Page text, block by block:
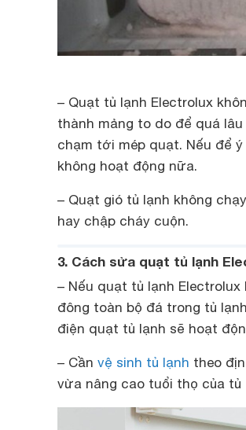
– Quạt tủ lạnh Electrolux
thành mảng to do để quá
chạm tới mép quạt. Nếu để
không hoạt động nữa.
– Quạt gió tủ lạnh không
hay chập cháy cuộn.
3. Cách sửa quạt tủ lạnh
– Nếu quạt tủ lạnh
đông toàn bộ đá trong tủ
điện quạt tủ lạnh sẽ hoạt
– Cần vệ sinh tủ lạnh theo
vừa nâng cao tuổi thọ của